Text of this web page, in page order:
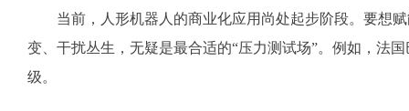
当前，人形机器人的商业化应用尚处起步阶段。要想赋
变、干扰丛生，无疑是最合适的“压力测试场”。例如，法
级。